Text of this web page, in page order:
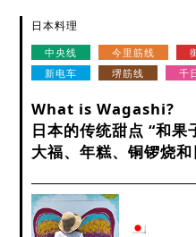
日本料理
中央线
今里筋线
新电车
堺筋线 千
What is Wagashi?
日本的传统甜点 “和果
大福、年糕、铜锣烧